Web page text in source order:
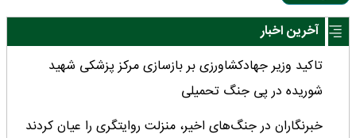
آخرین اخبار
تاکید وزیر جهادکشاورزی بر بازسازی مرکز پزشکی شهید
شوریده در پی جنگ تحمیلی
خبرنگاران در جنگ‌های اخیر، منزلت روایتگری را عیان کردند